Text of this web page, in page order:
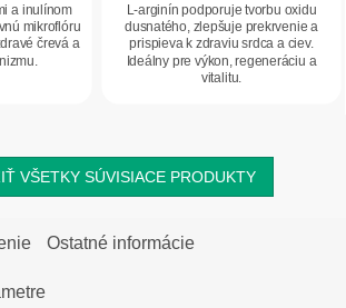
a inulínom
mikroflóru
črevá a
L-arginín podporuje tvorbu oxidu
dusnatého, zlepšuje prekrvenie a
prispieva k zdraviu srdca a ciev.
Ideálny pre výkon, regeneráciu a
vitalitu.
VŠETKY SÚVISIACE PRODUKTY
Ostatné informácie